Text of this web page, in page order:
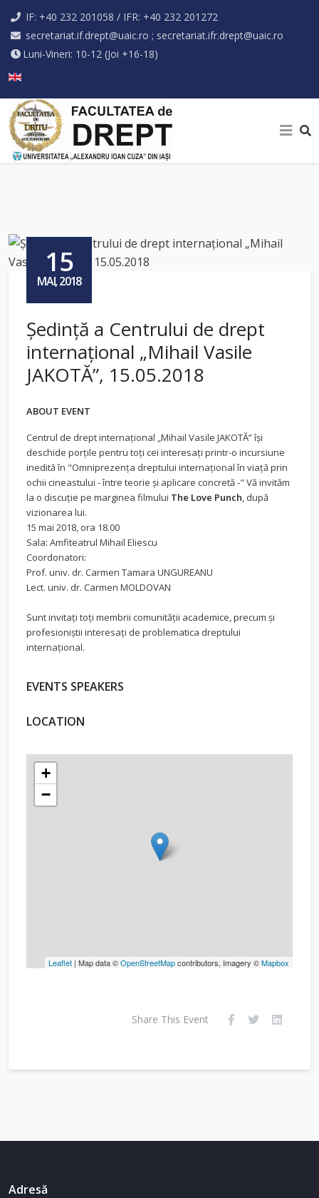
IF: +40 232 201058 / IFR: +40 232 201272
secretariat.if.drept@uaic.ro ; secretariat.ifr.drept@uaic.ro
Luni-Vineri: 10-12 (Joi +16-18)
15
MAI, 2018
Ședință a Centrului de drept
internațional „Mihail Vasile
JAKOTĂ”, 15.05.2018
ABOUT EVENT
Centrul de drept internațional „Mihail Vasile JAKOTĂ” își
deschide porțile pentru toți cei interesați printr-o incursiune
inedită în "Omniprezența dreptului internaţional în viaţă prin
ochii cineastului - între teorie și aplicare concretă -" Vă invităm
la o discuție pe marginea filmului The Love Punch, după
vizionarea lui.
15 mai 2018, ora 18.00
Sala: Amfiteatrul Mihail Eliescu
Coordonatori:
Prof. univ. dr. Carmen Tamara UNGUREANU
Lect. univ. dr. Carmen MOLDOVAN
Sunt invitați toți membrii comunității academice, precum și
profesioniștii interesați de problematica dreptului
internațional.
EVENTS SPEAKERS
LOCATION
+
−
Leaflet | Map data ©OpenStreetMapcontributors, Imagery ©Mapbox
Share This Event
Adresă